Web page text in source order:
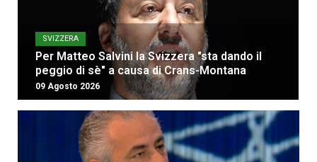
SVIZZERA
Per Matteo Salvini la Svizzera "sta dando il
peggio di sè" a causa di Crans-Montana
09 Agosto 2026